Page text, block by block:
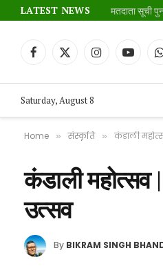
LATEST NEWS
Facebook
X
Instagram
Saturday, August 8
Home » संस्कृति » कंडाली
कंडाली महोत्सव
उत्सव
By BIKRAM SINGH